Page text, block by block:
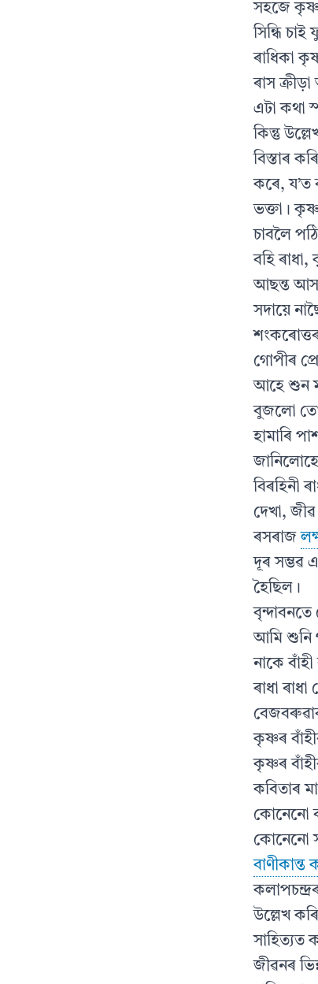
সহজে
সিন্ধি
ৰাধিকা
ৰাস
এটা কথা
কিন্তু
বিস্তাৰ
কৰে, য’ত
ভক্তা।
চাবলৈ
বহি ৰাধা,
আছন্ত
সদায়ে
শংকৰোত্তৰ
গোপীৰ
আহে শুন
বুজলো
হামাৰি
বিৰহিনী
দেখা,
ৰসৰাজ
দূৰ সম্ভৱ
হৈছিল।
আমি শুনি
নাকে
ৰাধা
বেজবৰুৱাৰ
কৃষ্ণৰ
কৃষ্ণৰ
কবিতাৰ
কোনেনো
কোনেনো
বাণীকান্ত
উল্লেখ
সাহিত্যত
জীৱনৰ